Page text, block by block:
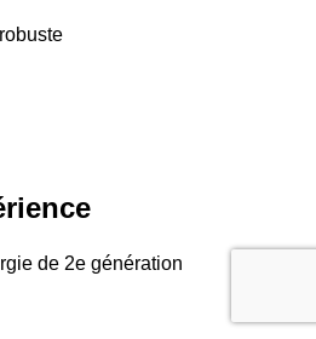
de 2e génération